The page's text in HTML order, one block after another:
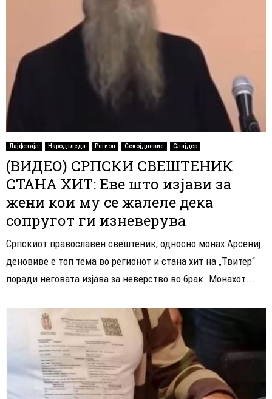
Лајфстајл Народ гледа Регион Секојдневие Слајдер
(ВИДЕО) СРПСКИ СВЕШТЕНИК
СТАНА ХИТ: Еве што изјави за
жени кои му се жалеле дека
сопругот ги изневерува
Српскиот православен свештеник, односно монах Арсениј
деновиве е топ тема во регионот и стана хит на „Твитер“
поради неговата изјава за неверство во брак. Монахот...